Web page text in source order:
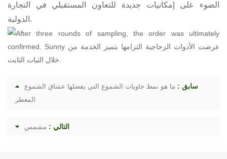
الضوء على إمكانيات جديدة للتعاون المستقبلي في التجارة
الدولية.
سابق : ما هو نمط حاويات الشموع التي يفضلها عشاق الشموع
المعطر
التالي : مشمس